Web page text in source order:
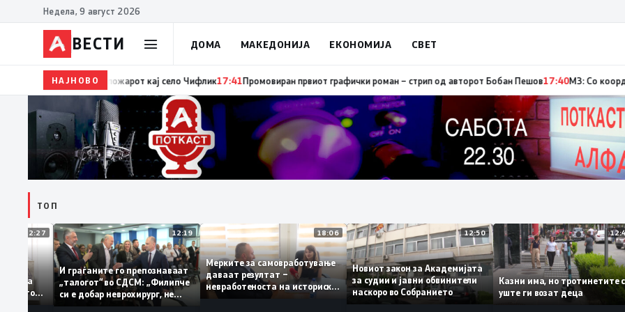
Недела, 9 август 2026
ВЕСТИ ДОМА МАКЕДОНИЈА ЕКОНОМИЈА СВЕТ
НАЈНОВО17:42ЦУК: До 18 часот 11 пожари на отворен простор, од кои три се активни – изгаснат пожарот кај село Чифлик17:41
ТОП
12:27
За
треба
12:19
И граѓаните го препознаваат
„талогот“ во СДСМ: „Филипче
си е добар неврохирург, не
треба се занимава со
18:06
Мерките за самовработување
даваат резултат –
невработеноста на историски
најниско ниво од 11,3%
12:50
Новиот закон за Академијата
за судии и јавни обвинители
наскоро во Собранието
Казни има, но
уште ги возат деца